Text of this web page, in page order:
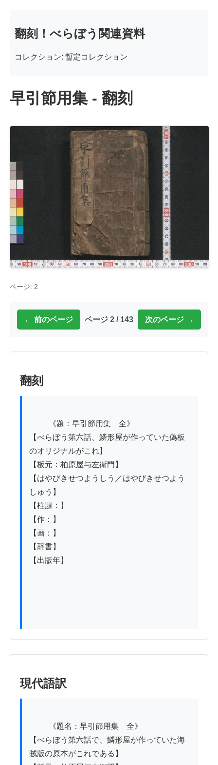
翻刻！べらぼう関連資料
コレクション: 暫定コレクション
早引節用集 - 翻刻
ページ: 2
← 前のページ ページ 2 / 143 次のページ →
翻刻
【べらぼう第六話、鱗形屋が作っていた偽板
のオリジナルがこれ】
【板元：柏原屋与左衛門】
【はやびきせつようしう／はやびきせつよう
しゅう】
【柱題：】
【作：】
【画：】
【辞書】
【出版年】
現代語訳
【べらぼう第六話で、鱗形屋が作っていた海
賊版の原本がこれである】